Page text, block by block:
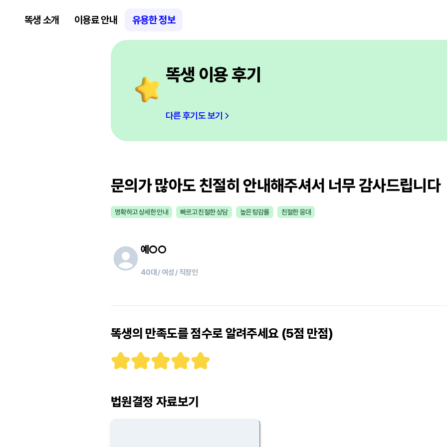
똑생 소개 이용료 안내 유용한 정보
똑생 이용 후기
다른 후기도 보기
문의가 많아도 친절히 안내해주셔서 너무 감사드립니다
명확하고 상세한 안내 빠르고 친절한 상담 높은 탕감률 친절한 응대
예 ○○
40대 / 여성 / 직장인
똑생의 만족도를 점수로 알려주세요 (5점 만점)
법원결정 자료보기